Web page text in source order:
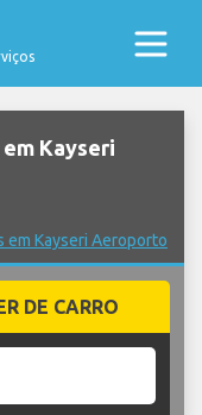
Kayseri
em Kayseri Aeroporto
DE CARRO